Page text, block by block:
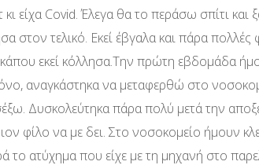
είχα Covid. Έλεγα θα το περάσω σπίτι και
στον τελικό. Εκεί έβγαλα και πάρα
εκεί κόλλησα.Την πρώτη εβδομάδα
αναγκάστηκα να μεταφερθώ στο
Δυσκολεύτηκα πάρα πολύ μετά την
φίλο να με δει. Στο νοσοκομείο ήμουν
ατύχημα που είχε με τη μηχανή στο